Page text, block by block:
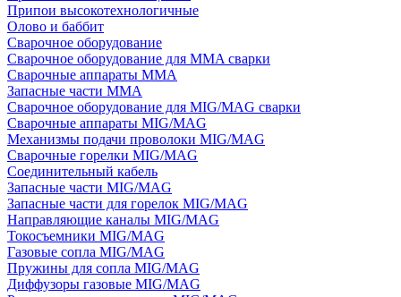
Припои высокотехнологичные
Олово и баббит
Сварочное оборудование
Сварочное оборудование для MMA сварки
Сварочные аппараты MMA
Запасные части MMA
Сварочное оборудование для MIG/MAG сварки
Сварочные аппараты MIG/MAG
Механизмы подачи проволоки MIG/MAG
Сварочные горелки MIG/MAG
Соединительный кабель
Запасные части MIG/MAG
Запасные части для горелок MIG/MAG
Направляющие каналы MIG/MAG
Токосъемники MIG/MAG
Газовые сопла MIG/MAG
Пружины для сопла MIG/MAG
Диффузоры газовые MIG/MAG